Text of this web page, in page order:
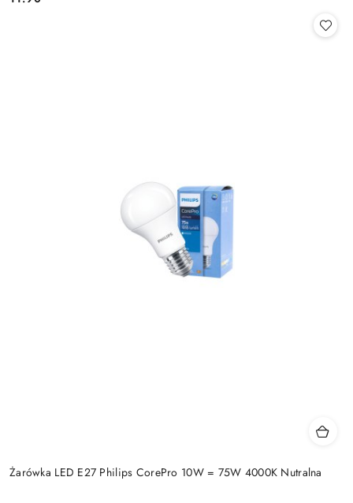
Cena:
Żarówka LED E27 Philips CorePro 10W = 75W 4000K Nutralna